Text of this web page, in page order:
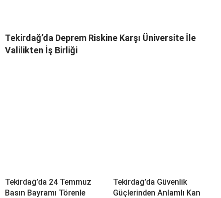
Tekirdağ’da Deprem Riskine Karşı Üniversite İle
Valilikten İş Birliği
Tekirdağ’da 24 Temmuz
Basın Bayramı Törenle
Tekirdağ’da Güvenlik
Güçlerinden Anlamlı Kan